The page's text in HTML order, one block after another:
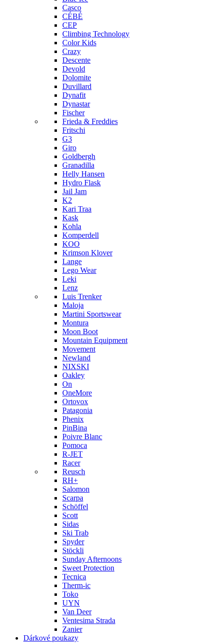
Casco
CÉBÉ
CEP
Climbing Technology
Color Kids
Crazy
Descente
Devold
Dolomite
Duvillard
Dynafit
Dynastar
Fischer
Frieda & Freddies
Fritschi
G3
Giro
Goldbergh
Granadilla
Helly Hansen
Hydro Flask
Jail Jam
K2
Kari Traa
Kask
Kohla
Komperdell
KOO
Krimson Klover
Lange
Lego Wear
Leki
Lenz
Luis Trenker
Maloja
Martini Sportswear
Montura
Moon Boot
Mountain Equipment
Movement
Newland
NIXSKI
Oakley
On
OneMore
Ortovox
Patagonia
Phenix
PinBina
Poivre Blanc
Pomoca
R-JET
Racer
Reusch
RH+
Salomon
Scarpa
Schöffel
Scott
Sidas
Ski Trab
Spyder
Stöckli
Sunday Afternoons
Sweet Protection
Tecnica
Therm-ic
Toko
UYN
Van Deer
Ventesima Strada
Zanier
Dárkové poukazy